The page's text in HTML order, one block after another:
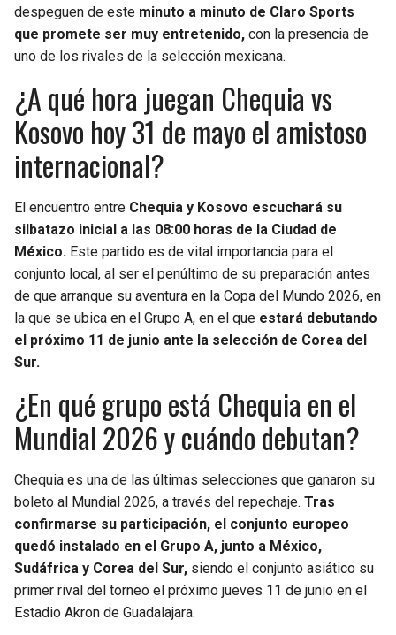
despeguen de este minuto a minuto de Claro Sports
que promete ser muy entretenido, con la presencia de
uno de los rivales de la selección mexicana.
¿A qué hora juegan Chequia vs
Kosovo hoy 31 de mayo el amistoso
internacional?
El encuentro entre Chequia y Kosovo escuchará su
silbatazo inicial a las 08:00 horas de la Ciudad de
México. Este partido es de vital importancia para el
conjunto local, al ser el penúltimo de su preparación antes
de que arranque su aventura en la Copa del Mundo 2026, en
la que se ubica en el Grupo A, en el que estará debutando
el próximo 11 de junio ante la selección de Corea del
Sur.
¿En qué grupo está Chequia en el
Mundial 2026 y cuándo debutan?
Chequia es una de las últimas selecciones que ganaron su
boleto al Mundial 2026, a través del repechaje. Tras
confirmarse su participación, el conjunto europeo
quedó instalado en el Grupo A, junto a México,
Sudáfrica y Corea del Sur, siendo el conjunto asiático su
primer rival del torneo el próximo jueves 11 de junio en el
Estadio Akron de Guadalajara.